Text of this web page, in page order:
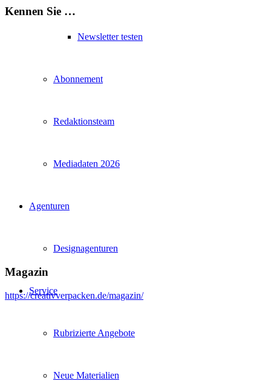
Newsletter testen
Abonnement
Redaktionsteam
Mediadaten 2026
Agenturen
Designagenturen
Service
Rubrizierte Angebote
Neue Materialien
Kennen Sie …
Magazin
https://creativverpacken.de/magazin/